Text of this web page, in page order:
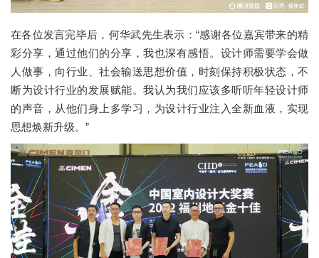
在各位发言完毕后，何华武先生表示：“感谢各位嘉宾带来的精
彩分享，通过他们的分享，我也深有感悟。设计师需要学会做
人做事，向行业、社会输送思想价值，时刻保持积极状态，不
断为设计行业的发展赋能。我认为我们应该多听听年轻设计师
的声音，从他们身上多学习，为设计行业注入全新血液，实现
思想焕新升级。”